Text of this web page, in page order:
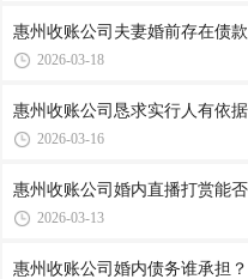
惠州收账公司​夫妻婚前存在债
2026-03-18
惠州收账公司​恳求实行人有依
2026-03-16
惠州收账公司​婚内直播打赏能
2026-03-13
惠州收账公司​婚内债务谁承担